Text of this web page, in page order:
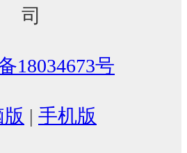
司
18034673号
| 手机版